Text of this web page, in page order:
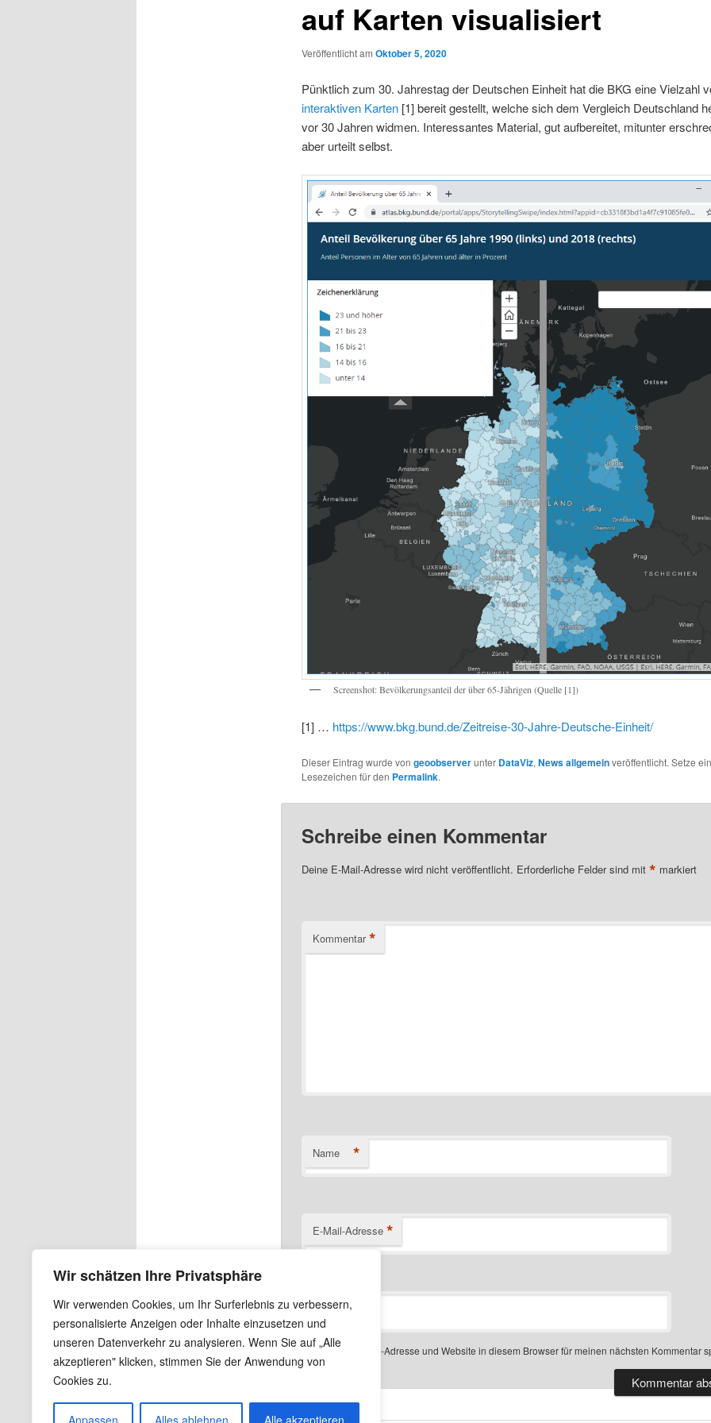
Wir schätzen Ihre Privatsphäre
Wir verwenden Cookies, um Ihr Surferlebnis zu verbessern,
personalisierte Anzeigen oder Inhalte einzusetzen und
unseren Datenverkehr zu analysieren. Wenn Sie auf „Alle
akzeptieren" klicken, stimmen Sie der Anwendung von
Cookies zu.
Anpassen Alles ablehnen Alle akzeptieren
auf Karten visualisiert
Veröffentlicht am Oktober 5, 2020
Pünktlich zum 30. Jahrestag der Deutschen Einheit hat die BKG eine Vielzahl
interaktiven Karten[1] bereit gestellt, welche sich dem Vergleich Deutschland
vor 30 Jahren widmen. Interessantes Material, gut aufbereitet, mitunter
aber urteilt selbst.
Screenshot: Bevölkerungsanteil der über 65-Jährigen (Quelle [1])
[1] … https://www.bkg.bund.de/Zeitreise-30-Jahre-Deutsche-Einheit/
Dieser Eintrag wurde von geoobserverunter DataViz, News allgemeinveröffentlicht. Setze ein
Lesezeichen für den Permalink.
Schreibe einen Kommentar
Deine E-Mail-Adresse wird nicht veröffentlicht. Erforderliche Felder sind mit * markiert
Kommentar *
Name *
E-Mail-Adresse *
Website
Name, E-Mail-Adresse und Website in diesem Browser für meinen nächsten Kommentar